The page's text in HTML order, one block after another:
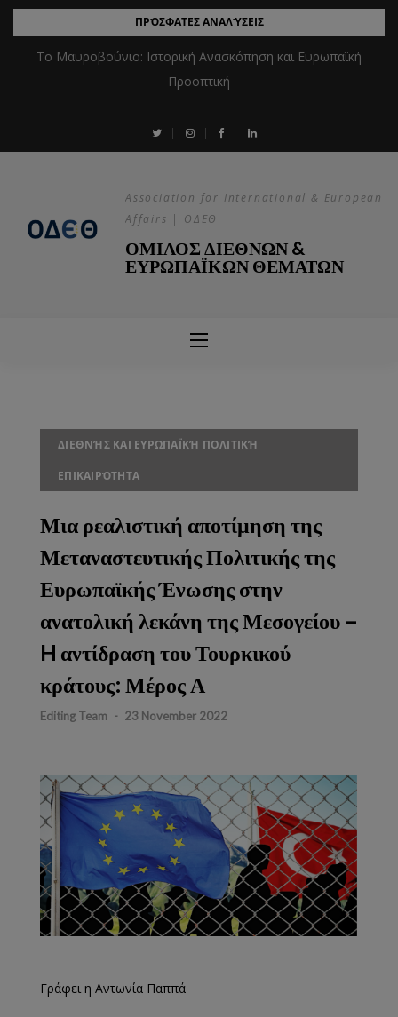
ΠΡΌΣΦΑΤΕΣ ΑΝΑΛΎΣΕΙΣ
Το Μαυροβούνιο: Ιστορική Ανασκόπηση και Ευρωπαϊκή
Προοπτική
Association for International & European
Affairs | ΟΔΕΘ
ΟΜΙΛΟΣ ΔΙΕΘΝΩΝ &
ΕΥΡΩΠΑΪΚΩΝ ΘΕΜΑΤΩΝ
ΔΙΕΘΝΉΣ ΚΑΙ ΕΥΡΩΠΑΪΚΉ ΠΟΛΙΤΙΚΉ
ΕΠΙΚΑΙΡΌΤΗΤΑ
Μια ρεαλιστική αποτίμηση της
Μεταναστευτικής Πολιτικής της
Ευρωπαϊκής Ένωσης στην
ανατολική λεκάνη της Μεσογείου –
H αντίδραση του Τουρκικού
κράτους: Μέρος Α
Editing Team - 23 November 2022
Γράφει η Αντωνία Παππά